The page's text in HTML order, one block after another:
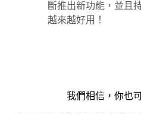
斷推出新功能，並且
越來越好用！
我們相信，你也